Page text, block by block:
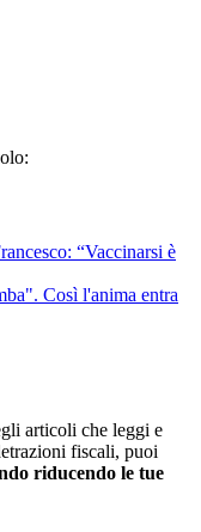
“Vaccinarsi è
Così l'anima entra
articoli che leggi e
fiscali, puoi
riducendo le tue